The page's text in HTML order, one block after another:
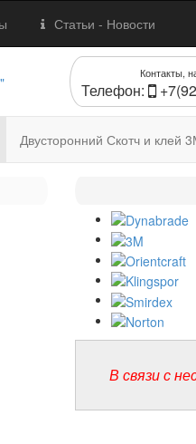
Статьи - Новости
Контакты,
Телефон:
Двусторонний Скотч и клей
В связи с